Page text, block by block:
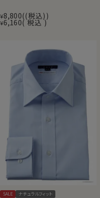
¥8,800 (税込)
¥6,160 税込
SALE ナチュラルフィット